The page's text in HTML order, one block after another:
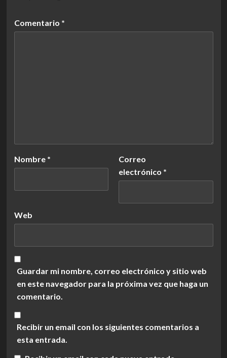
Comentario *
Nombre *
Correo
electrónico *
Web
Guardar mi nombre, correo electrónico y sitio web
en este navegador para la próxima vez que haga un
comentario.
Recibir un email con los siguientes comentarios a
esta entrada.